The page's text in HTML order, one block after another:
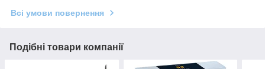
Всі умови повернення
Подібні товари компанії